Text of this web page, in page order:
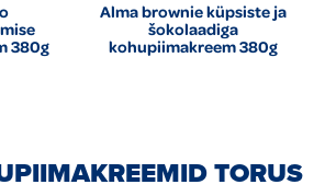
380g
Alma brownie küpsiste ja
šokolaadiga
kohupiimakreem 380g
TORUS